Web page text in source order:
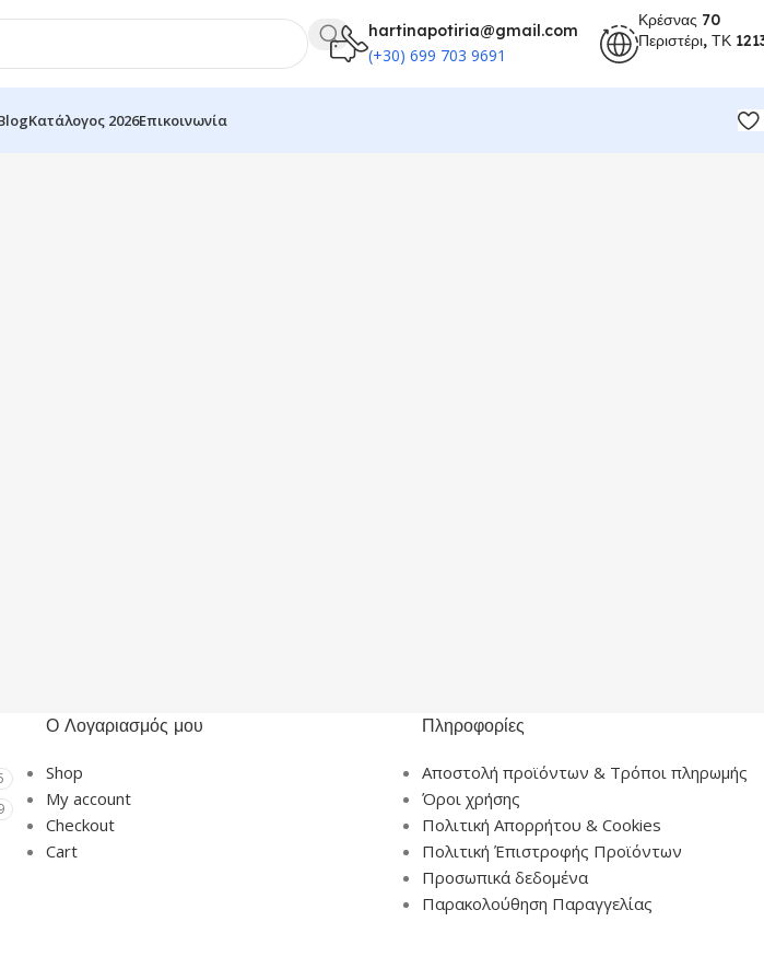
hartinapotiria@gmail.com
(+30) 699 703 9691
Κρέσνας 70
Περιστέρι, ΤΚ
Κατάλογος 2026Επικοινωνία
Ο Λογαριασμός μου
Shop
My account
Checkout
Cart
Πληροφορίες
Αποστολή προϊόντων & Τρόποι πληρωμής
Όροι χρήσης
Πολιτική Απορρήτου & Cookies
Πολιτική Έπιστροφής Προϊόντων
Προσωπικά δεδομένα
Παρακολούθηση Παραγγελίας